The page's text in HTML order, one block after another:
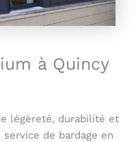
à Quincy
légèreté, durabilité et
de bardage en